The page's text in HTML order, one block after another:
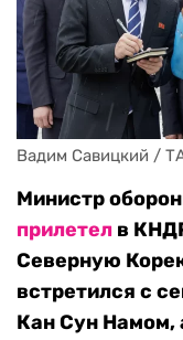
Вадим Савицкий /
Министр
прилетел в
Северную
встретился с
Кан Сун Намом,